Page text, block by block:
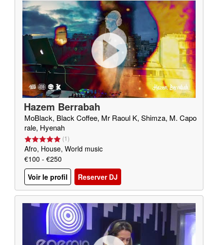
Hazem Berrabah
MoBlack, Black Coffee, Mr Raoul K, Shimza, M. Capo
rale, Hyenah
(1)
Afro, House, World music
€100 - €250
Voir le profil
Reserver DJ